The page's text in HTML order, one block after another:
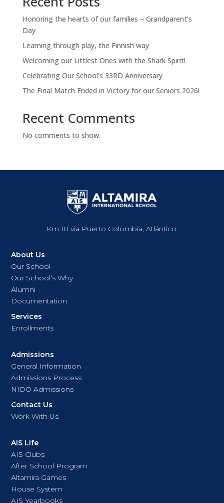
Honoring the hearts of our families – Grandparent’s
Day
Learning through play, the Finnish way
Welcoming our Littlest Ones with the Shark Spirit!
Celebrating Our School’s 33RD Anniversary
The Final Match Ended in Victory for our Seniors 2026!
Recent Comments
No comments to show.
Km 10 via Puerto Colombia, Atlántico.
About Us
Our School
Our School’s Why
Alumni
Documentation
Services
Enrollments
Admissions
General Information
Admissions Process
NIDO Admissions
Contact Us
Work With Us
AIS Life
AIS Clubs
After School Program
Altamira Games
House System
AIS Yearbooks